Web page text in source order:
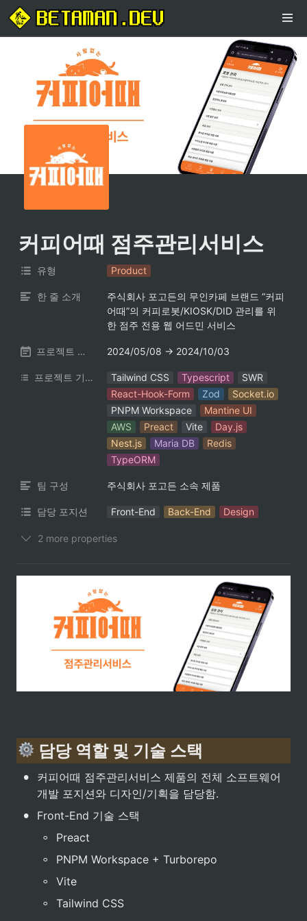
커피어때 점주관리서비스
유형 Product
한 줄 소개
주식회사 포고든의 무인카페 브랜드 “커피
어때”의 커피로봇/KIOSK/DID 관리를 위
한 점주 전용 웹 어드민 서비스
프로젝트 기간 2024/05/08 → 2024/10/03
프로젝트 기술 스택 Tailwind CSS Typescript
SWR
React-Hook-Form
Zod
Socket.io
PNPM Workspace
Mantine UI
AWS
Preact Vite
Day.js
Nest.js
Maria DB
Redis
TypeORM
팀 구성 주식회사 포고든 소속 제품
담당 포지션 Front-End Back-End Design
2 more properties
담당 역할 및 기술 스택
•
커피어때 점주관리서비스 제품의 전체 소프트웨어
개발 포지션와 디자인/기획을 담당함.
• Front-End 기술 스택
◦ Preact
◦ PNPM Workspace + Turborepo
◦ Vite
◦ Tailwind CSS